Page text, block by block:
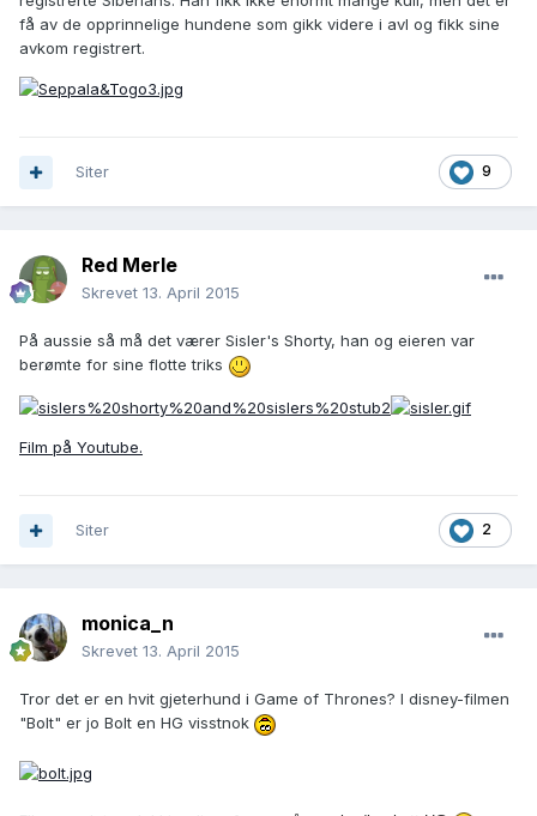
få av de opprinnelige hundene som gikk videre i avl og fikk sine
avkom registrert.
9
Siter
Red Merle
Skrevet 13. April 2015
På aussie så må det værer Sisler's Shorty, han og eieren var
berømte for sine flotte triks
Film på Youtube.
2
Siter
monica_n
Skrevet 13. April 2015
Tror det er en hvit gjeterhund i Game of Thrones? I disney-filmen
"Bolt" er jo Bolt en HG visstnok